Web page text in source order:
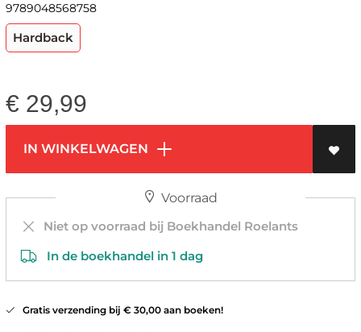
9789048568758
Hardback
€ 29,99
IN WINKELWAGEN
Voorraad
Niet op voorraad bij Boekhandel Roelants
In de boekhandel in 1 dag
Gratis verzending bij € 30,00 aan boeken!